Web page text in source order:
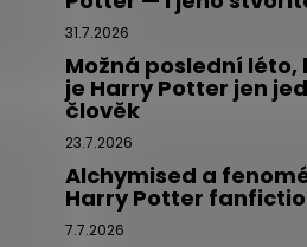
31.7.2026
Možná poslední léto,
je Harry Potter jen
člověk
23.7.2026
Alchymised a
Harry Potter
7.7.2026